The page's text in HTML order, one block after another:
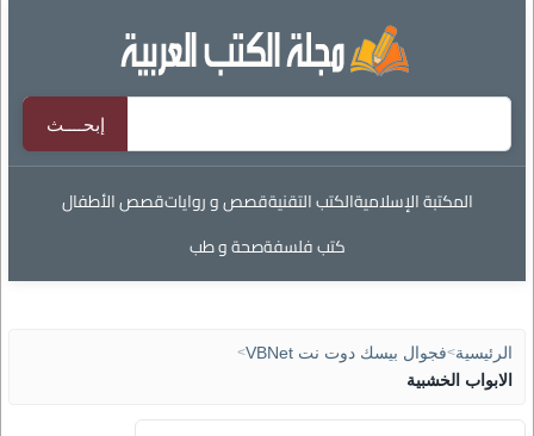
المكتبة الإسلاميةالكتب التقنيةقصص و رواياتقصص الأطفال
كتب فلسفةصحة و طب
الرئيسية>فجوال بيسك دوت نت VBNet >
الابواب الخشبية